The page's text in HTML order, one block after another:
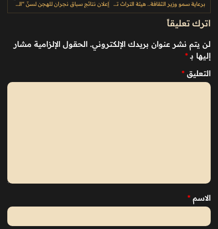
برعاية سمو وزير الثقافة.. هيئة التراث تطلق النسخة الثالثة من “الأسبوع السعودي الدولي للحرف اليدوية إعلان نتائج سباق نجران للهجن لسنّ “الجذاع فما فوق” بمشاركة نخبة الملاك والمتسابقين
اترك تعليقاً
لن يتم نشر عنوان بريدك الإلكتروني. الحقول الإلزامية مشار
إليها بـ *
التعليق *
الاسم *